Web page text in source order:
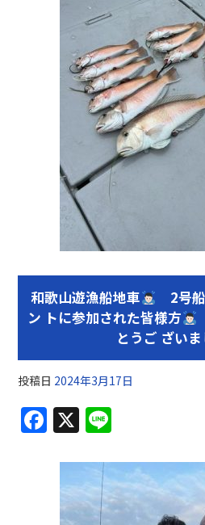
和歌山遊漁船地車 2号
ン トに参加された皆様方
とうご ざい
投稿日 2024年3月17日
F
c
e
X
e